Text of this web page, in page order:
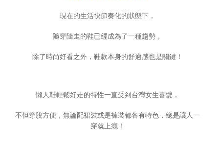
現在的生活快節奏化的狀態下，
隨穿隨走的鞋已經成為了一種趨勢，
除了時尚好看之外，鞋款本身的舒適感也是關鍵！
懶人鞋輕鬆好走的特性一直受到台灣女生喜愛，
不但穿脫方便，無論配裙裝或是褲裝都各有特色，總是讓人一
穿就上癮！